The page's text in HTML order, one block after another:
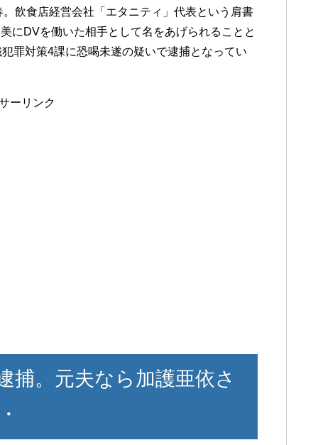
飲食店経営会社「エタニティ」代表という肩書
にDVを働いた相手として名をあげられることと
罪対策4課に恐喝未遂の疑いで逮捕となってい
ーリンク
捕。元夫なら加護亜依さ